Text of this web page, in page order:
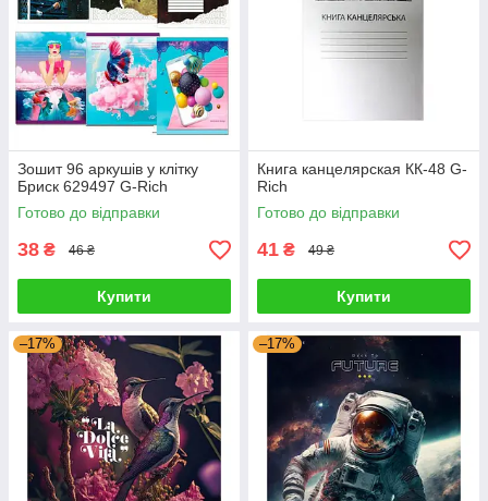
Зошит 96 аркушів у клітку
Бриск 629497 G-Rich
Готово до відправки
38 ₴ 46 ₴
Купити
Книга канцелярская КК-48 G-
Rich
Готово до відправки
41 ₴ 49 ₴
Купити
–17% –17%